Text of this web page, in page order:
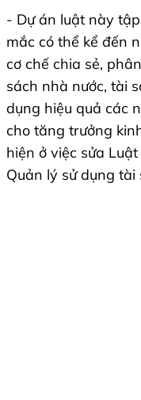
- Dự án luật này
mắc có thể kể đến
cơ chế chia sẻ,
sách nhà nước, tài
dụng hiệu quả các
cho tăng trưởng
hiện ở việc sửa
Quản lý sử dụng tài